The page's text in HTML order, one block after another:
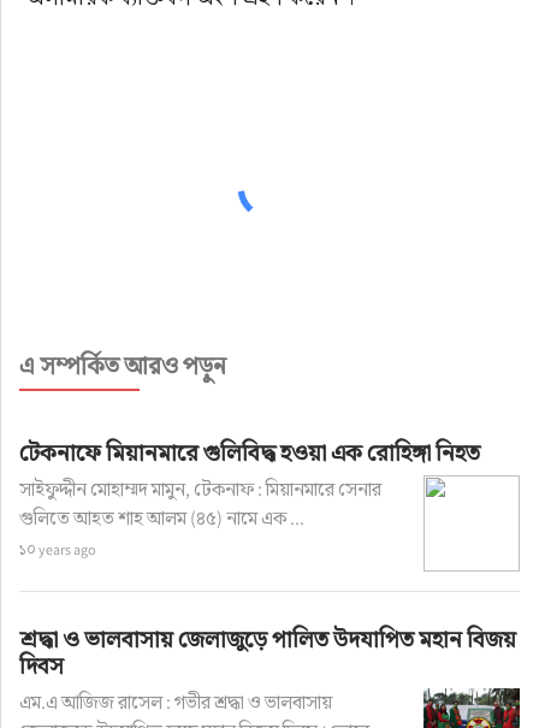
এ সম্পর্কিত আরও পড়ুন
টেকনাফে মিয়ানমারে গুলিবিদ্ধ হওয়া এক রোহিঙ্গা নিহত
সাইফুদ্দীন মোহাম্মদ মামুন, টেকনাফ : মিয়ানমারে সেনার
গুলিতে আহত শাহ আলম (৪৫) নামে এক ...
১০ years ago
শ্রদ্ধা ও ভালবাসায় জেলাজুড়ে পালিত উদযাপিত মহান বিজয়
দিবস
এম.এ আজিজ রাসেল : গভীর শ্রদ্ধা ও ভালবাসায়